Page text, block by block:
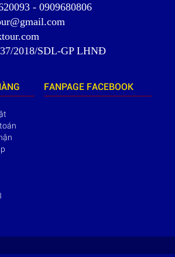
- 0909680806
2018/SDL-GP LHNĐ
FANPAGE FACEBOOK